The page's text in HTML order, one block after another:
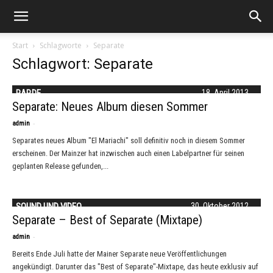
Start Schlagworte Separate
Schlagwort: Separate
18. April 2013
RAP.DE
Separate: Neues Album diesen Sommer
admin -
Separates neues Album "El Mariachi" soll definitiv noch in diesem Sommer
erscheinen. Der Mainzer hat inzwischen auch einen Labelpartner für seinen
geplanten Release gefunden,...
30. Oktober 2012
SOUND UND VIDEO
Separate – Best of Separate (Mixtape)
admin -
Bereits Ende Juli hatte der Mainer Separate neue Veröffentlichungen
angekündigt. Darunter das "Best of Separate"-Mixtape, das heute exklusiv auf